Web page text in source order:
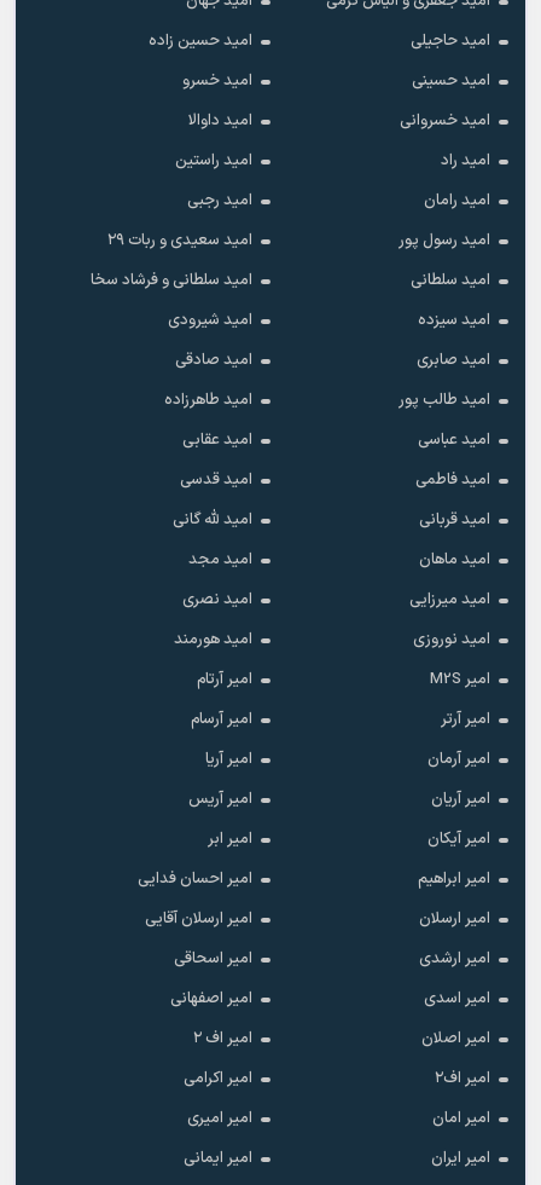
امید حاجیلی
امید حسین زاده
امید حسینی
امید خسرو
امید خسروانی
امید داوالا
امید راد
امید راستین
امید رامان
امید رجبی
امید رسول پور
امید سعیدی و ربات ۲۹
امید سلطانی
امید سلطانی و فرشاد سخا
امید سیزده
امید شیرودی
امید صابری
امید صادقی
امید طالب پور
امید طاهرزاده
امید عباسی
امید عقابی
امید فاطمی
امید قدسی
امید قربانی
امید لله گانی
امید ماهان
امید مجد
امید میرزایی
امید نصری
امید نوروزی
امید هورمند
امیر M2S
امیر آرتام
امیر آرتر
امیر آرسام
امیر آرمان
امیر آریا
امیر آریان
امیر آریس
امیر آیکان
امیر ابر
امیر ابراهیم
امیر احسان فدایی
امیر ارسلان
امیر ارسلان آقایی
امیر ارشدی
امیر اسحاقی
امیر اسدی
امیر اصفهانی
امیر اصلان
امیر اف ۲
امیر اف۲
امیر اکرامی
امیر امان
امیر امیری
امیر ایران
امیر ایمانی